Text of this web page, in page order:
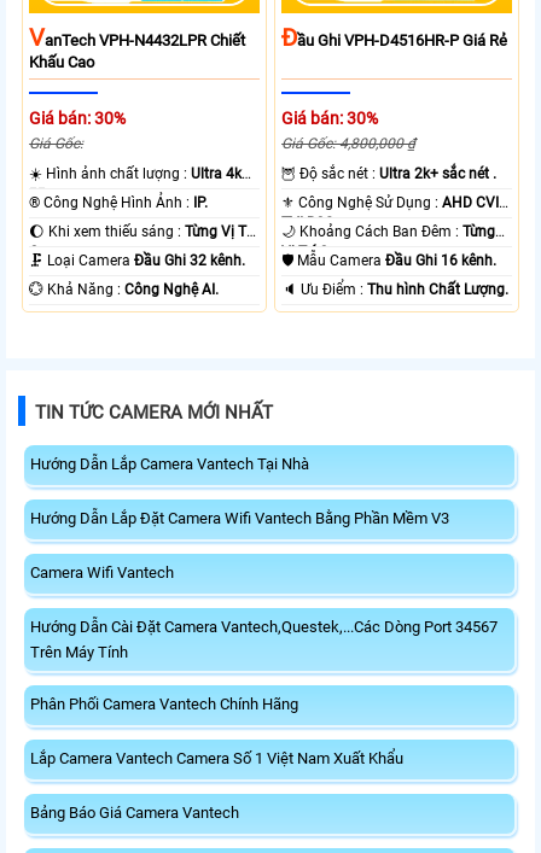
VAnTech VPH-N4432LPR Chiết
Khấu Cao
Giá bán: 30%
Giá Gốc:
☀️ Hình ảnh chất lượng :Ultra 4k
👍🏾 .
®️ Công Nghệ Hình Ảnh : IP.
🌔 Khi xem thiếu sáng :Từng Vị Trí
Camera .
🗜️ Loại CameraĐầu Ghi 32 kênh.
️💮 Khả Năng :Công Nghệ AI.
ĐẦu Ghi VPH-D4516HR-P Giá Rẻ
Giá bán: 30%
Giá Gốc: 4,800,000 ₫
🦉 Độ sắc nét :Ultra 2k+ sắc nét .
⚜️ Công Nghệ Sử Dụng :AHD CVI
TVI BCS.
🌙 Khoảng Cách Ban Đêm :Từng
Vị Trí Camera .
🛡 Mẫu CameraĐầu Ghi 16 kênh.
️🔈 Ưu Điểm :Thu hình Chất Lượng.
TIN TỨC CAMERA MỚI NHẤT
Hướng Dẫn Lắp Camera Vantech Tại Nhà
Hướng Dẫn Lắp Đặt Camera Wifi Vantech Bằng Phần Mềm V3
Camera Wifi Vantech
Hướng Dẫn Cài Đặt Camera Vantech,Questek,...Các Dòng Port 34567
Trên Máy Tính
Phân Phối Camera Vantech Chính Hãng
Lắp Camera Vantech Camera Số 1 Việt Nam Xuất Khẩu
Bảng Báo Giá Camera Vantech